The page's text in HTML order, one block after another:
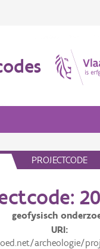
PROJECTCODE
geofysisch
URI
archeologie/